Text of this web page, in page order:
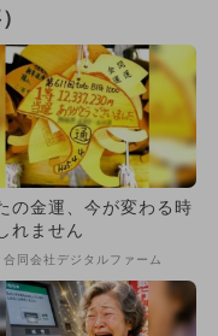
の金運、今が変わる時
れません
合同会社デジタルファーム